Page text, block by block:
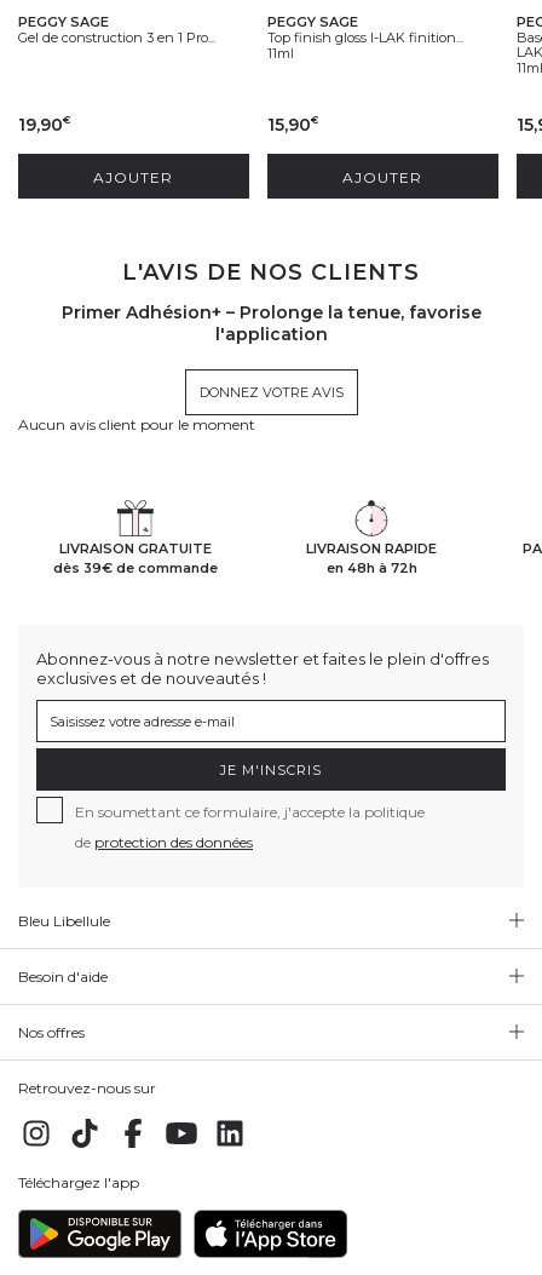
PEGGY SAGE
Gel de construction 3 en 1 Pro...
19,90€
AJOUTER
PEGGY SAGE
Top finish gloss I-LAK finition...
11ml
15,90€
AJOUTER
LAK
11ml
L'AVIS DE NOS CLIENTS
Primer Adhésion+ – Prolonge la tenue, favorise
l'application
DONNEZ VOTRE AVIS
Aucun avis client pour le moment
LIVRAISON GRATUITE
dès 39€ de commande
LIVRAISON RAPIDE
en 48h à 72h
Abonnez-vous à notre newsletter et faites le plein d'offres
exclusives et de nouveautés !
JE M'INSCRIS
En soumettant ce formulaire, j'accepte la politique
de protection des données
Bleu Libellule
Besoin d'aide
Nos offres
Retrouvez-nous sur
Téléchargez l'app